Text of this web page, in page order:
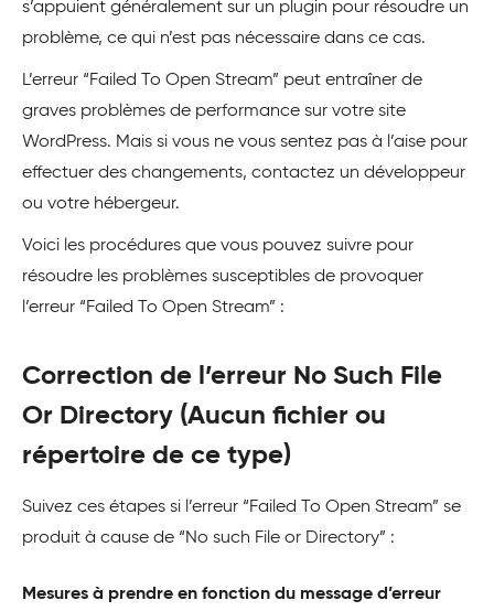
s’appuient généralement sur un plugin pour résoudre un
problème, ce qui n’est pas nécessaire dans ce cas.
L’erreur “Failed To Open Stream” peut entraîner de
graves problèmes de performance sur votre site
WordPress. Mais si vous ne vous sentez pas à l’aise pour
effectuer des changements, contactez un développeur
ou votre hébergeur.
Voici les procédures que vous pouvez suivre pour
résoudre les problèmes susceptibles de provoquer
l’erreur “Failed To Open Stream” :
Correction de l’erreur No Such File
Or Directory (Aucun fichier ou
répertoire de ce type)
Suivez ces étapes si l’erreur “Failed To Open Stream” se
produit à cause de “No such File or Directory” :
Mesures à prendre en fonction du message d’erreur